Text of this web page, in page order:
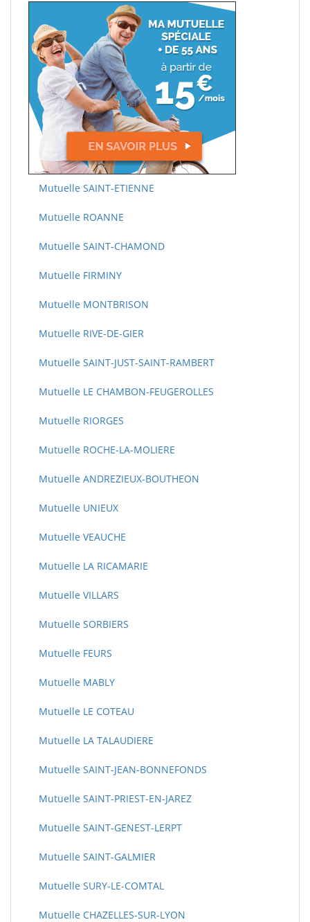
Mutuelle SAINT-ETIENNE
Mutuelle ROANNE
Mutuelle SAINT-CHAMOND
Mutuelle FIRMINY
Mutuelle MONTBRISON
Mutuelle RIVE-DE-GIER
Mutuelle SAINT-JUST-SAINT-RAMBERT
Mutuelle LE CHAMBON-FEUGEROLLES
Mutuelle RIORGES
Mutuelle ROCHE-LA-MOLIERE
Mutuelle ANDREZIEUX-BOUTHEON
Mutuelle UNIEUX
Mutuelle VEAUCHE
Mutuelle LA RICAMARIE
Mutuelle VILLARS
Mutuelle SORBIERS
Mutuelle FEURS
Mutuelle MABLY
Mutuelle LE COTEAU
Mutuelle LA TALAUDIERE
Mutuelle SAINT-JEAN-BONNEFONDS
Mutuelle SAINT-PRIEST-EN-JAREZ
Mutuelle SAINT-GENEST-LERPT
Mutuelle SAINT-GALMIER
Mutuelle SURY-LE-COMTAL
Mutuelle CHAZELLES-SUR-LYON